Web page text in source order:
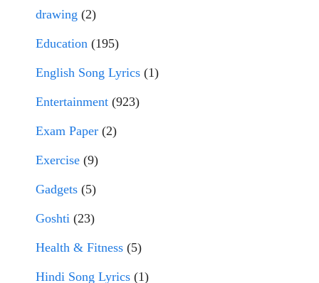
drawing (2)
Education (195)
English Song Lyrics (1)
Entertainment (923)
Exam Paper (2)
Exercise (9)
Gadgets (5)
Goshti (23)
Health & Fitness (5)
Hindi Song Lyrics (1)